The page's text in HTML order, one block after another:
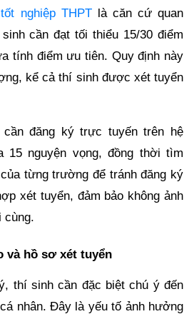
nghiệp THPTlà căn cứ quan
cần đạt tối thiểu 15/30 điểm
tính điểm ưu tiên. Quy định này
kể cả thí sinh được xét tuyển
đăng ký trực tuyến trên hệ
15 nguyện vọng, đồng thời tìm
từng trường để tránh đăng ký
xét tuyển, đảm bảo không ảnh
cùng.
và hồ sơ xét tuyển
thí sinh cần đặc biệt chú ý đến
nhân. Đây là yếu tố ảnh hưởng